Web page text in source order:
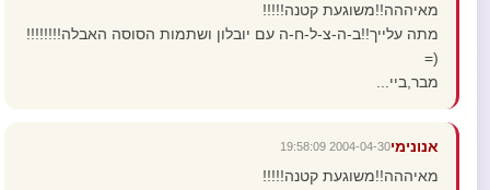
מאיההה!!משוגעת קטנה!!!!!
מתה עלייך!!ב-ה-צ-ל-ח-ה עם יובלון ושתמות הסוסה האבלה!!!!!!!!
(=
מבר,ביי...
אנונימי2004-04-30 19:58:09
מאיההה!!משוגעת קטנה!!!!!